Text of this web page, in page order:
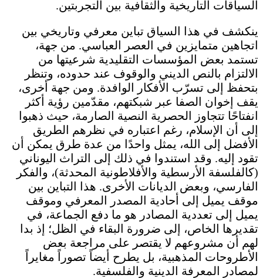
السياقات التاريخية والثقافية بين التجربتين.
ينكشف في هذا السياق تباين معرفي وتاريخي بين
اتجاهين متمايزين في العصر العباسي. من جهة،
تستمد بعض المؤسسات التقليدية شرعيتها من
الالتزام بالنص الديني والوقوف عند حدوده، وتنظر
بتحفظ إلى تسرّب الأفكار الوافدة. ومن جهة أخرى،
يقف إخوان الصفا عبر شبكتهم، مقدّمين رؤية أكثر
انفتاحًا تتجاوز الحصرية النصية الصارمة، حيث ذهبوا
إلى أن الإسلام، رغم اعتباره في نظرهم الطريق
الأفضل إلى الله، يمثل واحدًا من عدة طرق يمكن أن
تقود إليه. وقد استندوا في ذلك إلى التراث اليوناني
(كالفلسفة الأرسطية والأفلاطونية المحدثة)، والفكر
الفارسي، وبعض الديانات الأخرى. هذا التباين بين
موقف يميل إلى أحادية المصدر المعرفي وموقف
يميل إلى تعددية المصادر هو ما دفع الجماعة، في
تقديرها الخاص، إلى ضرورة البقاء في الظل؛ إذ بدا
لهم أن مشروعهم لا يقتصر على مراجعة بعض
الأطروحات المذهبية، بل يطرح أيضاً تصوراً مغايراً
لمصادر المعرفة الدينية والفلسفية.